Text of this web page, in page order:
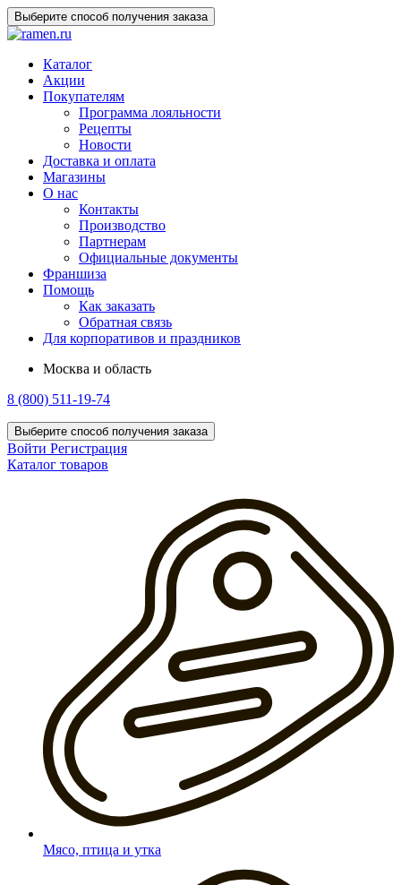
Выберите способ получения заказа
Каталог
Акции
Покупателям
Программа лояльности
Рецепты
Новости
Доставка и оплата
Магазины
О нас
Контакты
Производство
Партнерам
Официальные документы
Франшиза
Помощь
Как заказать
Обратная связь
Для корпоративов и праздников
Москва и область
8 (800) 511-19-74
Выберите способ получения заказа
Войти Регистрация
Каталог товаров
Мясо, птица и утка